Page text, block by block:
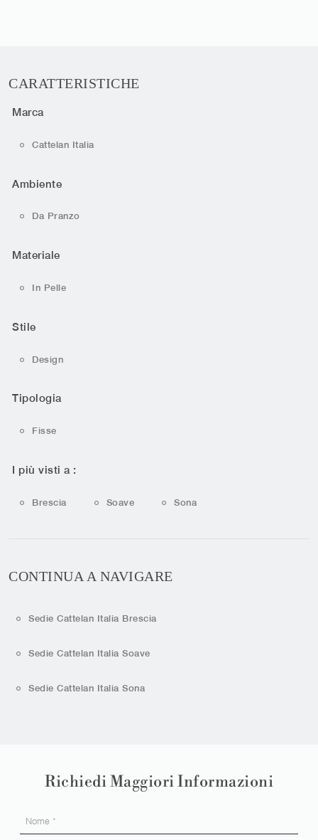
CARATTERISTICHE
Marca
Cattelan Italia
Ambiente
Da Pranzo
Materiale
In Pelle
Stile
Design
Tipologia
Fisse
I più visti a :
Brescia Soave Sona
CONTINUA A NAVIGARE
Sedie Cattelan Italia Brescia
Sedie Cattelan Italia Soave
Sedie Cattelan Italia Sona
Richiedi Maggiori Informazioni